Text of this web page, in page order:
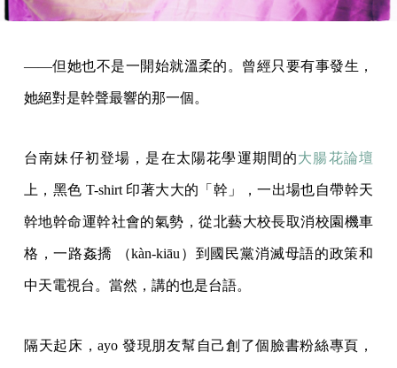
——但她也不是一開始就溫柔的。曾經只要有事發生，
她絕對是幹聲最響的那一個。
台南妹仔初登場，是在太陽花學運期間的大腸花論壇
上，黑色 T-shirt 印著大大的「幹」，一出場也自帶幹天
幹地幹命運幹社會的氣勢，從北藝大校長取消校園機車
格，一路姦撟 （kàn-kiāu）到國民黨​消滅母語的政策和
中天電視台。當然，講的也是台語。
隔天起床，ayo 發現朋友幫自己創了個臉書粉絲專頁，